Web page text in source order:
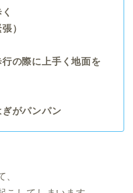
）
の際に上手く地面を
がパンパン
、